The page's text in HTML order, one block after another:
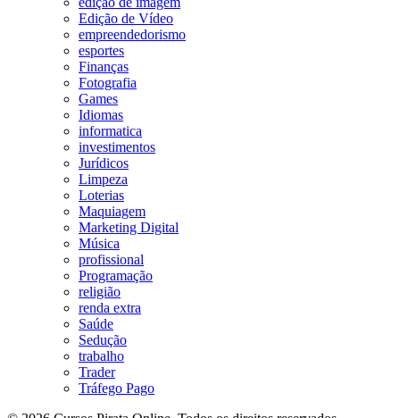
Edição de Vídeo
empreendedorismo
esportes
Finanças
Fotografia
Games
Idiomas
informatica
investimentos
Jurídicos
Limpeza
Loterias
Maquiagem
Marketing Digital
Música
profissional
Programação
religião
renda extra
Saúde
Sedução
trabalho
Trader
Tráfego Pago